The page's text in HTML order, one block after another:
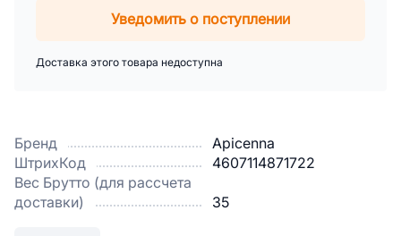
Бренд
Apicenna
ШтрихКод
4607114871722
Вес Брутто (для рассчета
доставки)
35
Уведомить о поступлении
Доставка этого товара недоступна